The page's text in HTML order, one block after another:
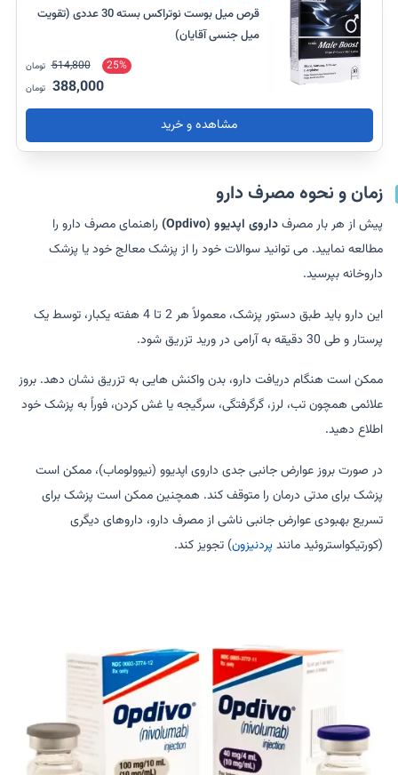
قرص میل بوست نوتراکس بسته 30 عددی (تقویت
میل جنسی آقایان)
25%
514,800 تومان
388,000 تومان
مشاهده و خرید
زمان و نحوه مصرف دارو
پیش از هر بار مصرفداروی اپدیوو (Opdivo)
راهنمای مصرف دارو را
مطالعه نمایید. می توانید سوالات خود را از پزشک معالج خود یا پزشک
داروخانه بپرسید.
این دارو باید طبق دستور پزشک، معمولاً هر 2 تا 4 هفته یکبار، توسط یک
پرستار و طی 30 دقیقه به آرامی در ورید تزریق شود.
ممکن است هنگام دریافت دارو، بدن واکنش هایی به تزریق نشان دهد. بروز
علائمی همچون تب، لرز، گرگرفتگی، سرگیجه یا غش کردن، فوراً به پزشک خود
اطلاع دهید.
در صورت بروز عوارض جانبی جدی داروی اپدیوو (نیوولوماب)، ممکن است
پزشک برای مدتی درمان را متوقف کند. همچنین ممکن است پزشک برای
تسریع بهبودی عوارض جانبی ناشی از مصرف دارو، داروهای دیگری
(کورتیکواستروئید مانندپردنیزون) تجویز کند.